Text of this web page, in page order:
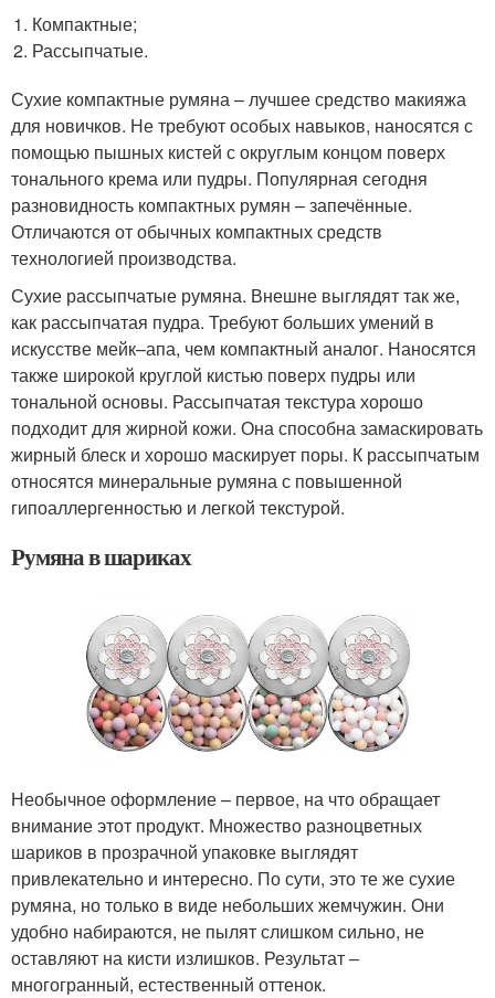
Компактные;
Рассыпчатые.
Сухие компактные румяна – лучшее средство макияжа
для новичков. Не требуют особых навыков, наносятся с
помощью пышных кистей с округлым концом поверх
тонального крема или пудры. Популярная сегодня
разновидность компактных румян – запечённые.
Отличаются от обычных компактных средств
технологией производства.
Сухие рассыпчатые румяна. Внешне выглядят так же,
как рассыпчатая пудра. Требуют больших умений в
искусстве мейк–апа, чем компактный аналог. Наносятся
также широкой круглой кистью поверх пудры или
тональной основы. Рассыпчатая текстура хорошо
подходит для жирной кожи. Она способна замаскировать
жирный блеск и хорошо маскирует поры. К рассыпчатым
относятся минеральные румяна с повышенной
гипоаллергенностью и легкой текстурой.
Румяна в шариках
Необычное оформление – первое, на что обращает
внимание этот продукт. Множество разноцветных
шариков в прозрачной упаковке выглядят
привлекательно и интересно. По сути, это те же сухие
румяна, но только в виде небольших жемчужин. Они
удобно набираются, не пылят слишком сильно, не
оставляют на кисти излишков. Результат –
многогранный, естественный оттенок.